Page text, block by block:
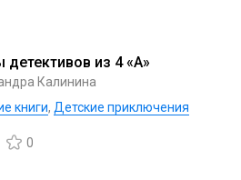
детективов из 4 «А»
Калинина
книги, Детские приключения
0